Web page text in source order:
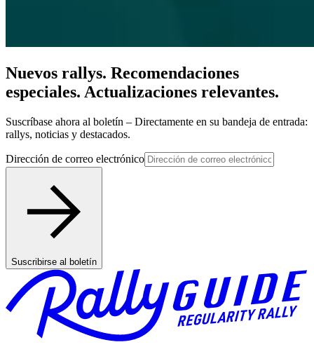
Nuevos rallys. Recomendaciones
especiales. Actualizaciones relevantes.
Suscríbase ahora al boletín – Directamente en su bandeja de entrada:
rallys, noticias y destacados.
Dirección de correo electrónico
Suscribirse al boletín